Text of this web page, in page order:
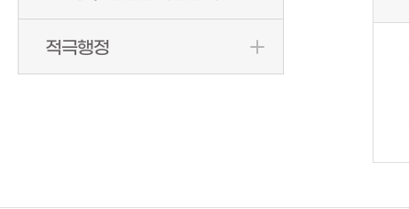
적극행정